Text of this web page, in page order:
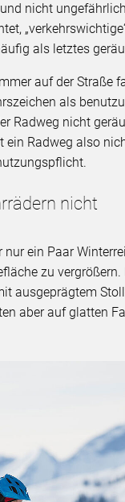
nicht
als letztes
auf der Straße
als
Radweg nicht
Radweg also
nicht
ein Paar
zu
ausgeprägtem
aber auf glatten